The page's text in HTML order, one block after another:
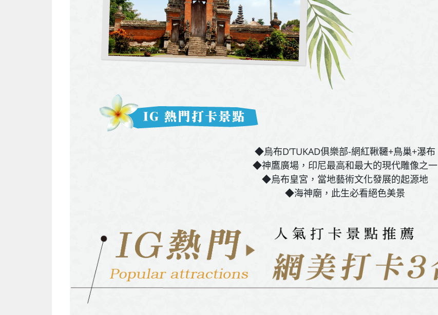
◆烏布D’TUKAD俱樂部-網紅鞦韆+鳥巢+瀑布
◆神鷹廣場，印尼最高和最大的現代雕像之一
◆烏布皇宮，當地藝術文化發展的起源地
◆海神廟，此生必看絕色美景